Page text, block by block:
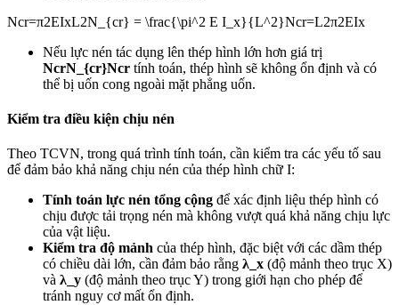
Ncr=π2EIxL2N_{cr} = \frac{\pi^2 E I_x}{L^2}Ncr​=L2π2EIx​​
Nếu lực nén tác dụng lên thép hình lớn hơn giá trị
NcrN_{cr}Ncr​ tính toán, thép hình sẽ không ổn định và có
thể bị uốn cong ngoài mặt phẳng uốn.
Kiểm tra điều kiện chịu nén
Theo TCVN, trong quá trình tính toán, cần kiểm tra các yếu tố sau
để đảm bảo khả năng chịu nén của thép hình chữ I:
Tính toán lực nén tổng cộng để xác định liệu thép hình có
chịu được tải trọng nén mà không vượt quá khả năng chịu lực
của vật liệu.
Kiểm tra độ mảnh của thép hình, đặc biệt với các dầm thép
có chiều dài lớn, cần đảm bảo rằng λ_x (độ mảnh theo trục X)
và λ_y (độ mảnh theo trục Y) trong giới hạn cho phép để
tránh nguy cơ mất ổn định.